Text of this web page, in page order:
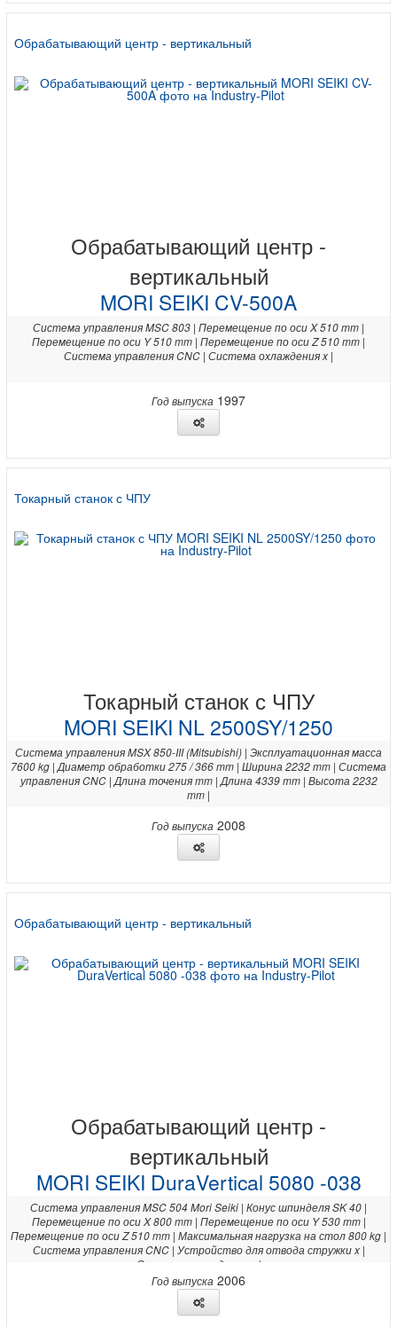
Обрабатывающий центр - вертикальный
Обрабатывающий центр -
вертикальный
MORI SEIKI CV-500A
Система управления MSC 803 | Перемещение по оси X 510 mm |
Перемещение по оси Y 510 mm | Перемещение по оси Z 510 mm |
Система управления CNC | Система охлаждения x |
Год выпуска 1997
Токарный станок с ЧПУ
Токарный станок с ЧПУ
MORI SEIKI NL 2500SY/1250
Система управления MSX 850-III (Mitsubishi) | Эксплуатационная масса
7600 kg | Диаметр обработки 275 / 366 mm | Ширина 2232 mm | Система
управления CNC | Длина точения mm | Длина 4339 mm | Высота 2232
mm |
Год выпуска 2008
Обрабатывающий центр - вертикальный
Обрабатывающий центр -
вертикальный
MORI SEIKI DuraVertical 5080 -038
Система управления MSC 504 Mori Seiki | Конус шпинделя SK 40 |
Перемещение по оси X 800 mm | Перемещение по оси Y 530 mm |
Перемещение по оси Z 510 mm | Максимальная нагрузка на стол 800 kg |
Система управления CNC | Устройство для отвода стружки x |
Система охлаждения x |
Год выпуска 2006